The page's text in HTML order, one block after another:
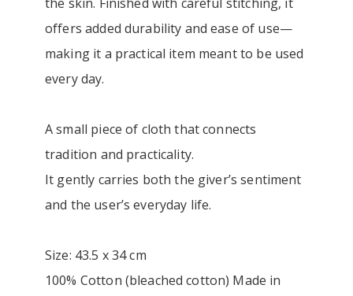
offers added durability and ease of use—
making it a practical item meant to be used
every day.
A small piece of cloth that connects
tradition and practicality.
It gently carries both the giver’s sentiment
and the user’s everyday life.
Size: 43.5 x 34 cm
100% Cotton (bleached cotton) Made in